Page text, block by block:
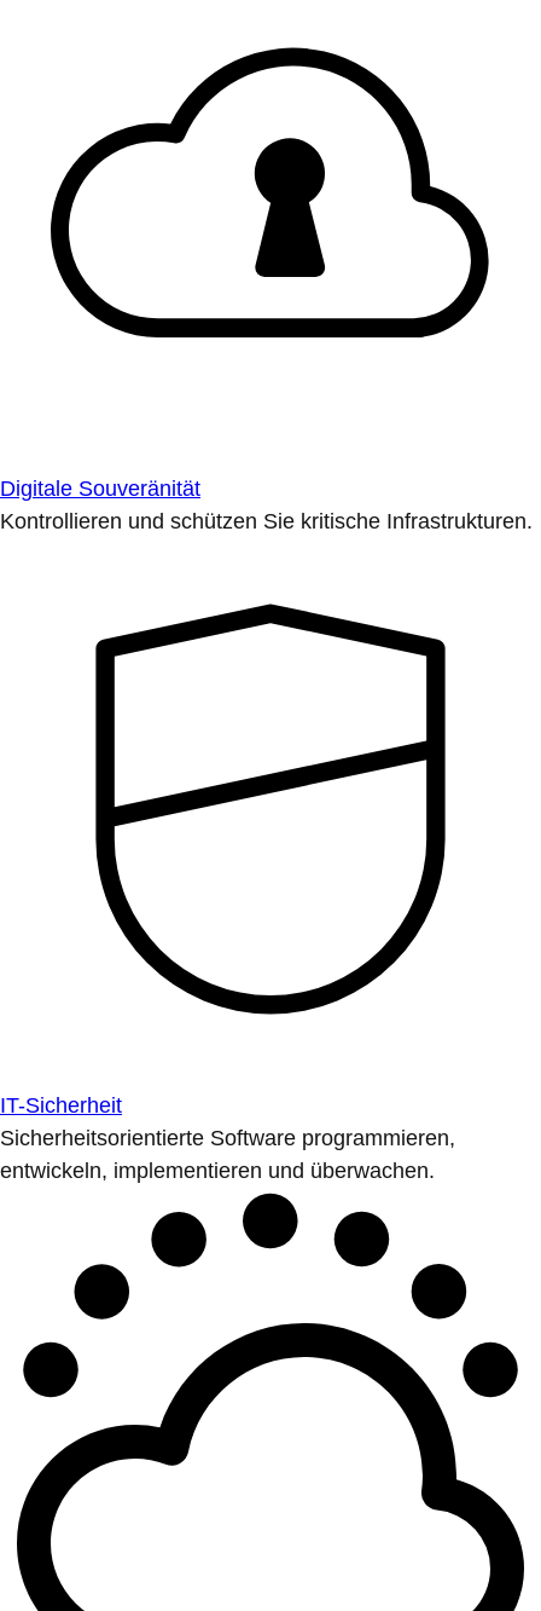
Digitale Souveränität
Kontrollieren und schützen Sie kritische Infrastrukturen.
IT-Sicherheit
Sicherheitsorientierte Software programmieren,
entwickeln, implementieren und überwachen.